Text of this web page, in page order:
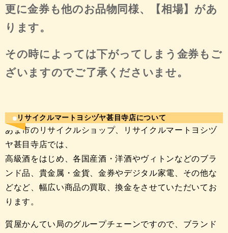
更に金券も他のお品物同様、【相場】があ
ります。
その時によっては下がってしまう金券もご
ざいますのでご了承くださいませ。
リサイクルマートヨシヅヤ甚目寺店について
あま市のリサイクルショップ、リサイクルマートヨシヅ
ヤ甚目寺店では、
高級酒をはじめ、各国産酒・洋酒やヴィトンなどのブラ
ンド品、貴金属・金貨、金券やデジタル家電、その他な
どなど、幅広い商品の買取、換金をさせていただいてお
ります。
質屋かんてい局のグループチェーンですので、ブランド